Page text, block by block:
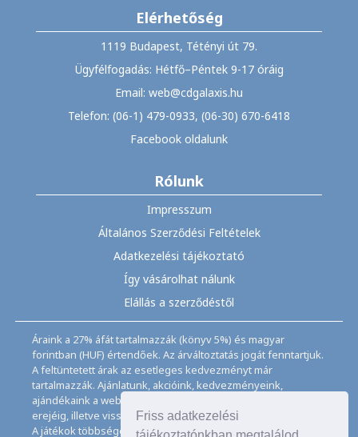
Friss adatkezelési
Elérhetőség
1119 Budapest, Tétényi út 79.
Ügyfélfogadás: Hétfő–Péntek 9-17 óráig
Email: web@cdgalaxis.hu
Telefon: (06-1) 479-0933, (06-30) 670-6418
Facebook oldalunk
Rólunk
Impresszum
Általános Szerződési Feltételek
Adatkezelési tájékoztató
Így vásárolhat nálunk
Elállás a szerződéstől
Áraink a 27% áfát tartalmazzák (könyv 5%) és magyar
forintban (HUF) értendőek. Az árváltoztatás jogát fenntartjuk.
A feltüntetett árak az esetleges kedvezményt már
tartalmazzák. Ajánlatunk, akcióink, kedvezményeink,
ajándékaink a webáruházban feltüntetett ideig, a készletek
erejéig, illetve visszavonásig érvényesek.
A játékok többségéhez angol nyelvismeret illetve az